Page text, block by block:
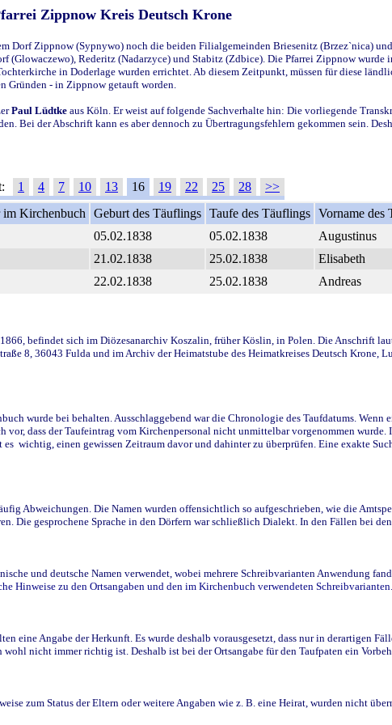
Zippnow Kreis Deutsch Krone
Dorf Zippnow (Sypnywo) noch die beiden Filialgemeinden Briesenitz (Brzez`nica)
(Glowaczewo), Rederitz (Nadarzyce) und Stabitz (Zdbice). Die Pfarrei Zippnow
in Doderlage wurden errichtet. Ab diesem Zeitpunkt, müssen für diese
Gründen - in Zippnow getauft worden.
Paul Lüdtke aus Köln. Er weist auf folgende Sachverhalte hin: Die vorliegende
Bei der Abschrift kann es aber dennoch zu Übertragungsfehlern gekommen sein.
1 4 7 10 13 16 19 22 25 28
>>
Kirchenbuch Geburt des Täuflings Taufe des Täuflings Vorname des
05.02.1838 05.02.1838 Augustinus
21.02.1838 25.02.1838 Elisabeth
22.02.1838 25.02.1838 Andreas
befindet sich im Diözesanarchiv Koszalin, früher Köslin, in Polen. Die Anschrift
8, 36043 Fulda und im Archiv der Heimatstube des Heimatkreises Deutsch
wurde bei behalten. Ausschlaggebend war die Chronologie des Taufdatums.
vor, dass der Taufeintrag vom Kirchenpersonal nicht unmittelbar vorgenommen
wichtig, einen gewissen Zeitraum davor und dahinter zu überprüfen. Eine exakte
Abweichungen. Die Namen wurden offensichtlich so aufgeschrieben, wie die
Die gesprochene Sprache in den Dörfern war schließlich Dialekt. In den Fällen bei
und deutsche Namen verwendet, wobei mehrere Schreibvarianten Anwendung
Hinweise zu den Ortsangaben und den im Kirchenbuch verwendeten Schreibvarianten.
eine Angabe der Herkunft. Es wurde deshalb vorausgesetzt, dass nur in derartigen
nicht immer richtig ist. Deshalb ist bei der Ortsangabe für den Taufpaten ein
zum Status der Eltern oder weitere Angaben wie z. B. eine Heirat, wurden nicht